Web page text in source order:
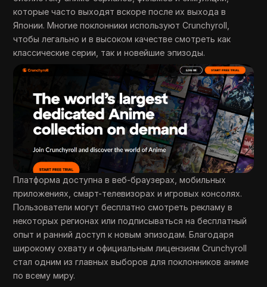
которые часто выходят вскоре после их выхода в
Японии. Многие поклонники используют Crunchyroll,
чтобы легально и в высоком качестве смотреть как
классические серии, так и новейшие эпизоды.
Платформа доступна в веб-браузерах, мобильных
приложениях, смарт-телевизорах и игровых консолях.
Пользователи могут бесплатно смотреть рекламу в
некоторых регионах или подписываться на бесплатный
опыт и ранний доступ к новым эпизодам. Благодаря
широкому охвату и официальным лицензиям Crunchyroll
стал одним из главных выборов для поклонников аниме
по всему миру.